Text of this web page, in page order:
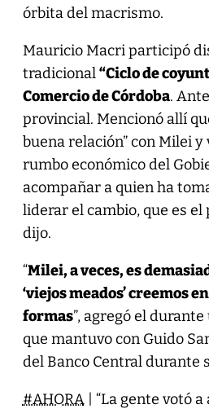
órbita del macrismo.
Mauricio Macri participó
tradicional“Ciclo de
Comercio de Córdoba.
provincial. Mencionó allí
buena relación” con Milei
rumbo económico del
acompañar a quien ha
liderar el cambio, que es el
dijo.
“Milei, a veces, es
‘viejos meados’ creemos
formas”, agregó el
que mantuvo con Guido
del Banco Central durante
#AHORA| “La gente votó